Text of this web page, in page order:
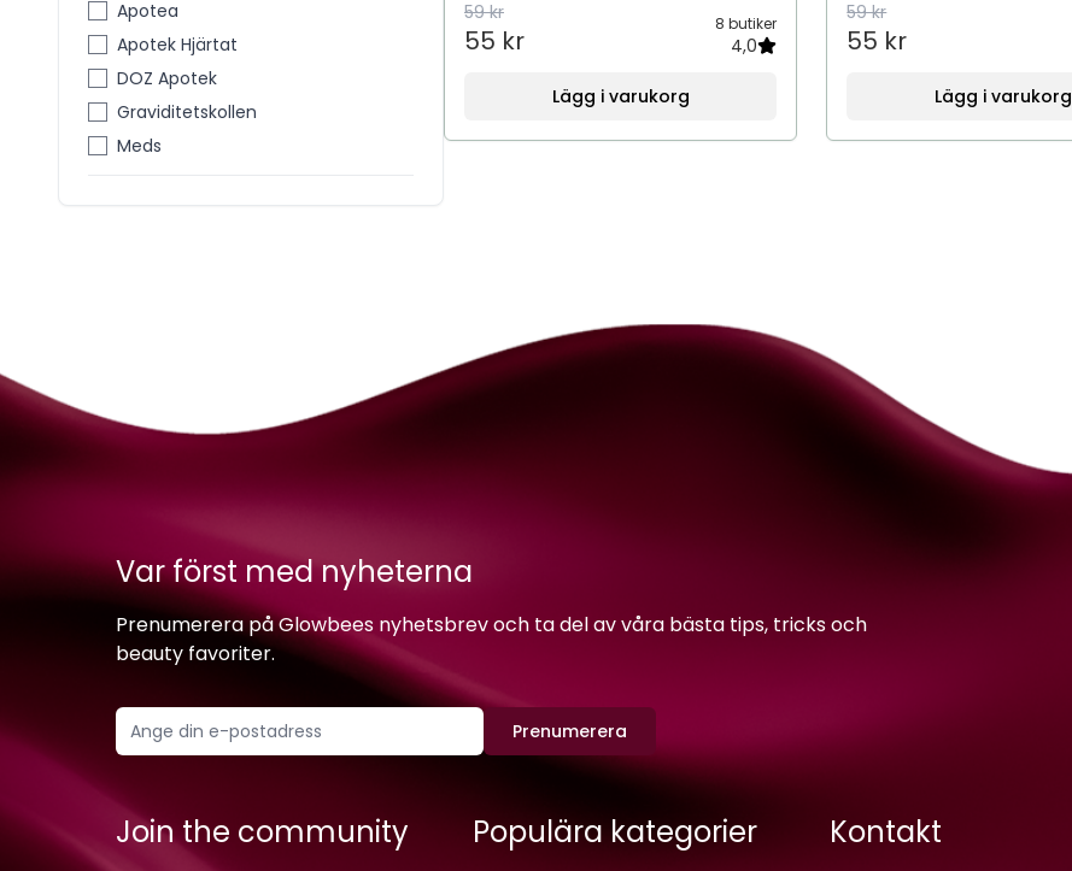
Apotea
Apotek Hjärtat
DOZ Apotek
Graviditetskollen
Meds
59 kr
55 kr
8 butiker
4,0
Lägg i varukorg
59 kr
55 kr
Lägg i varukorg
Var först med nyheterna
Prenumerera på Glowbees nyhetsbrev och ta del av våra bästa tips, tricks och
beauty favoriter.
Prenumerera
Join the community Populära kategorier Kontakt